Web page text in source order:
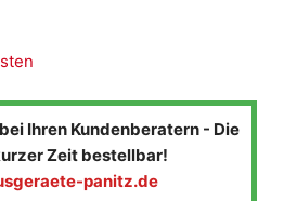
Ihren Kundenberatern - Die
Zeit bestellbar!
panitz.de